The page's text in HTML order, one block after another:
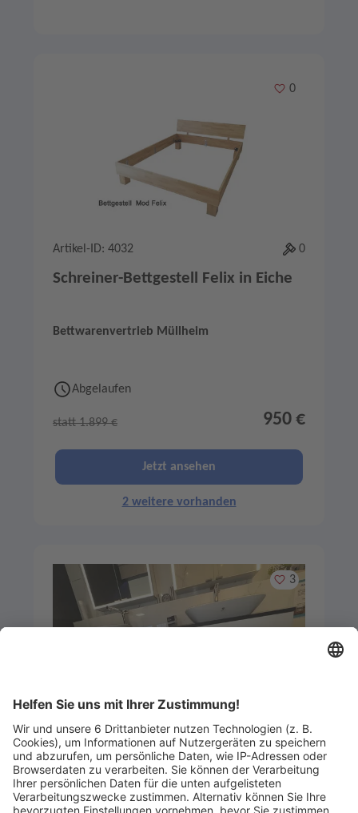
Merken
0
Artikel-ID: 4032 0
Schreiner-Bettgestell Felix in Eiche
Bettwarenvertrieb Müllheim
Abgelaufen
statt 1.899 € 950 €
Jetzt ansehen
2 weitere vorhanden
Merken
3
Artikel-ID: 2865 0
Sanipa Waschtischunterschränke